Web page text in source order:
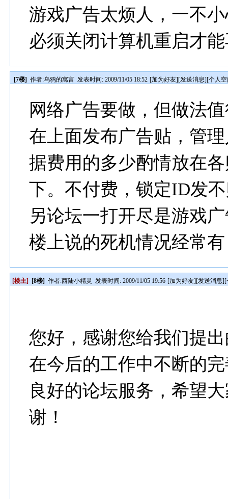
游戏广告太烦人，一不
必须关闭计算机重启才
[7楼] 作者:乌鸦的寓言 发表时间: 2009/11/05 18:52 [加为好友][发送消息][个人
网络广告要做，但做法
在上面发布广告贴，管
据费用的多少酌情放在
下。不付费，锁定ID发
另论坛一打开尽是游戏
楼上说的死机情况经常
[楼主] [8楼] 作者:西陆小精灵 发表时间: 2009/11/05 19:56 [加为好友][发送消息][
您好，感谢您给我们提
在今后的工作中不断的
良好的论坛服务，希望
谢！